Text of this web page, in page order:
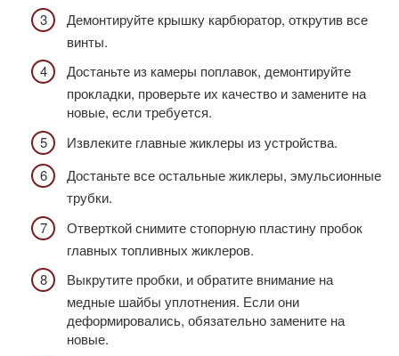
Демонтируйте крышку карбюратор, открутив все
винты.
Достаньте из камеры поплавок, демонтируйте
прокладки, проверьте их качество и замените на
новые, если требуется.
Извлеките главные жиклеры из устройства.
Достаньте все остальные жиклеры, эмульсионные
трубки.
Отверткой снимите стопорную пластину пробок
главных топливных жиклеров.
Выкрутите пробки, и обратите внимание на
медные шайбы уплотнения. Если они
деформировались, обязательно замените на
новые.